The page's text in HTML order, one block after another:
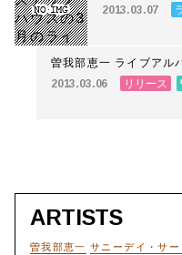
2013.03.07
曽我部恵一 ライブアル
CONCERT』本日店頭
2013.03.06 リリース
ARTISTS
曽我部恵一 サニーデイ・サー